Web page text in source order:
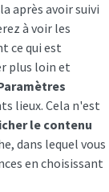
après avoir suivi
à voir les
ce qui est
plus loin et
lieux. Cela n'est
le contenu
dans lequel vous
en choisissant